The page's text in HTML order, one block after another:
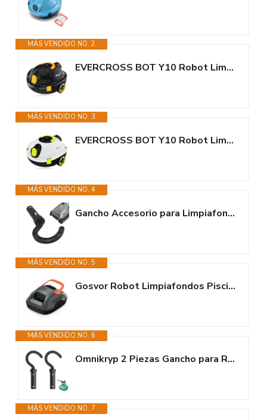
MÁS VENDIDO NO. 2
EVERCROSS BOT Y10 Robot Limpiafondos Piscina, Robot de Piscina Sin Cable,...
MÁS VENDIDO NO. 3
EVERCROSS BOT Y10 Robot Limpiafondos Piscina, Robot de Piscina Sin Cable,...
MÁS VENDIDO NO. 4
Gancho Accesorio para Limpiafondos Robóticos De Piscinas, Gancho para...
MÁS VENDIDO NO. 5
Gosvor Robot Limpiafondos Piscina, Doble Motor 90min Autonomía, Aspirador...
MÁS VENDIDO NO. 6
Omnikryp 2 Piezas Gancho para Robot de Piscina, Gancho de Piscina para...
MÁS VENDIDO NO. 7